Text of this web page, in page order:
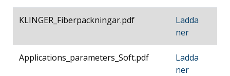
KLINGER_Fiberpackningar.pdf
Ladda
ner
Applications_parameters_Soft.pdf
Ladda
ner